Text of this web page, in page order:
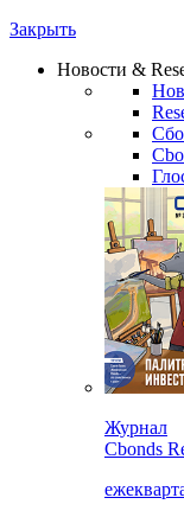
Закрыть
Новости &
Журнал
Cbonds